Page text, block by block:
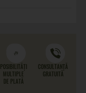
POSIBILITĂȚI
MULTIPLE
DE PLATĂ
CONSULTANȚĂ
GRATUITĂ